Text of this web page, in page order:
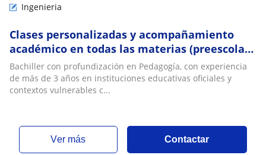
Ingenieria
Clases personalizadas y acompañamiento
académico en todas las materias (preescolar
a 8° primaria)
Bachiller con profundización en Pedagogía, con experiencia
de más de 3 años en instituciones educativas oficiales y
contextos vulnerables c...
ver más Contactar